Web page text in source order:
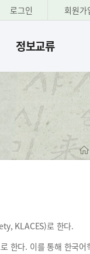
로그인 회원가
정보교류
KLACES)로 한다.
한다. 이를 통해 한국어